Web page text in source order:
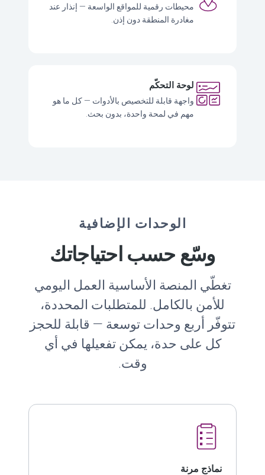
محيطات رقمية للمواقع الواسعة — إنذار عند
مغادرة المنطقة دون إذن.
لوحة التحكّم
واجهة قابلة للتخصيص بالأدوات — كل ما هو
مهم في لمحة واحدة، بدون بحث.
الوحدات الإضافية
وسّع حسب احتياجاتك
تغطّي المنصة الأساسية العمل اليومي
للأمن بالكامل. للمتطلبات المحددة،
تتوفّر أربع وحدات توسعة — قابلة للحجز
كل على حدة، يمكن تفعيلها في أي
وقت.
نماذج مرنة